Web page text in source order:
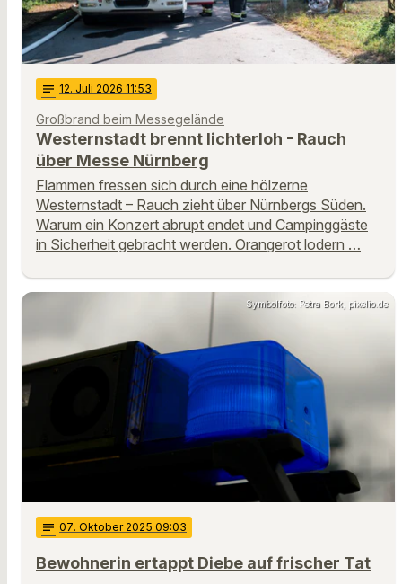
notes 12. Juli 2026 11:53
Großbrand beim Messegelände
Westernstadt brennt lichterloh - Rauch
über Messe Nürnberg
Flammen fressen sich durch eine hölzerne
Westernstadt – Rauch zieht über Nürnbergs Süden.
Warum ein Konzert abrupt endet und Campinggäste
in Sicherheit gebracht werden. Orangerot lodern …
Symbolfoto: Petra Bork, pixelio.de
notes 07. Oktober 2025 09:03
Bewohnerin ertappt Diebe auf frischer Tat